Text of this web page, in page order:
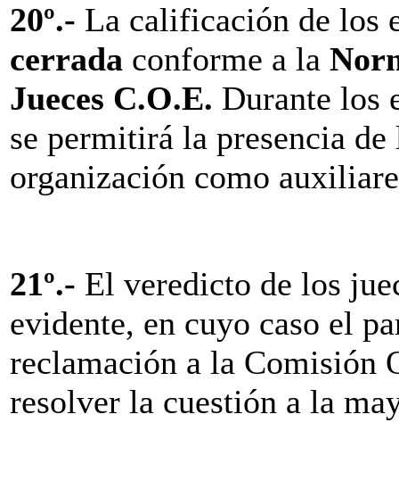
20º.- La calificación de los
cerrada conforme a la
Jueces C.O.E. Durante los
se permitirá la presencia de
organización como
21º.- El veredicto de los
evidente, en cuyo caso el
reclamación a la Comisión
resolver la cuestión a la